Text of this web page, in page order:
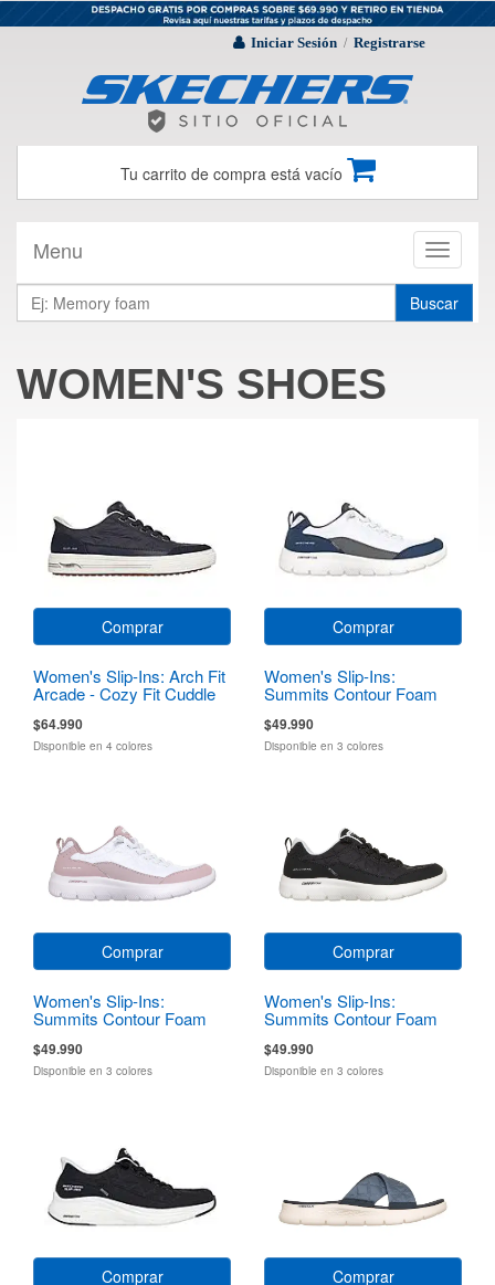
Iniciar Sesión / Registrarse
Tu carrito de compra está vacío
Toggle
Menu
Buscar
WOMEN'S SHOES
Comprar
Women's Slip-Ins: Arch Fit
Arcade - Cozy Fit Cuddle
$64.990
Disponible en 4 colores
Comprar
Women's Slip-Ins:
Summits Contour Foam
$49.990
Disponible en 3 colores
Comprar
Women's Slip-Ins:
Summits Contour Foam
$49.990
Disponible en 3 colores
Comprar
Women's Slip-Ins:
Summits Contour Foam
$49.990
Disponible en 3 colores
Comprar Comprar